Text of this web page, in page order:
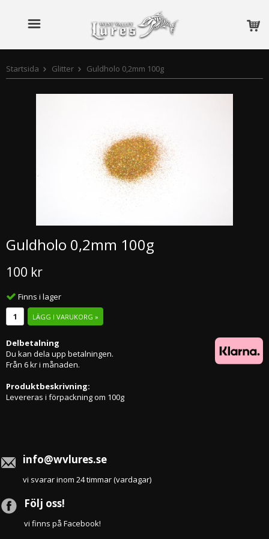
Startsida Glitter Guldholo 0,2mm 100g
Guldholo 0,2mm 100g
100 kr
Finns i lager
LÄGG I VARUKORG »
Delbetalning
Du kan dela upp betalningen.
Från 6 kr i månaden.
Produktbeskrivning:
Levereras i förpackning om 100g
info@wvlures.se
vi svarar inom 24 timmar (vardagar)
Följ oss!
vi finns på Facebook!